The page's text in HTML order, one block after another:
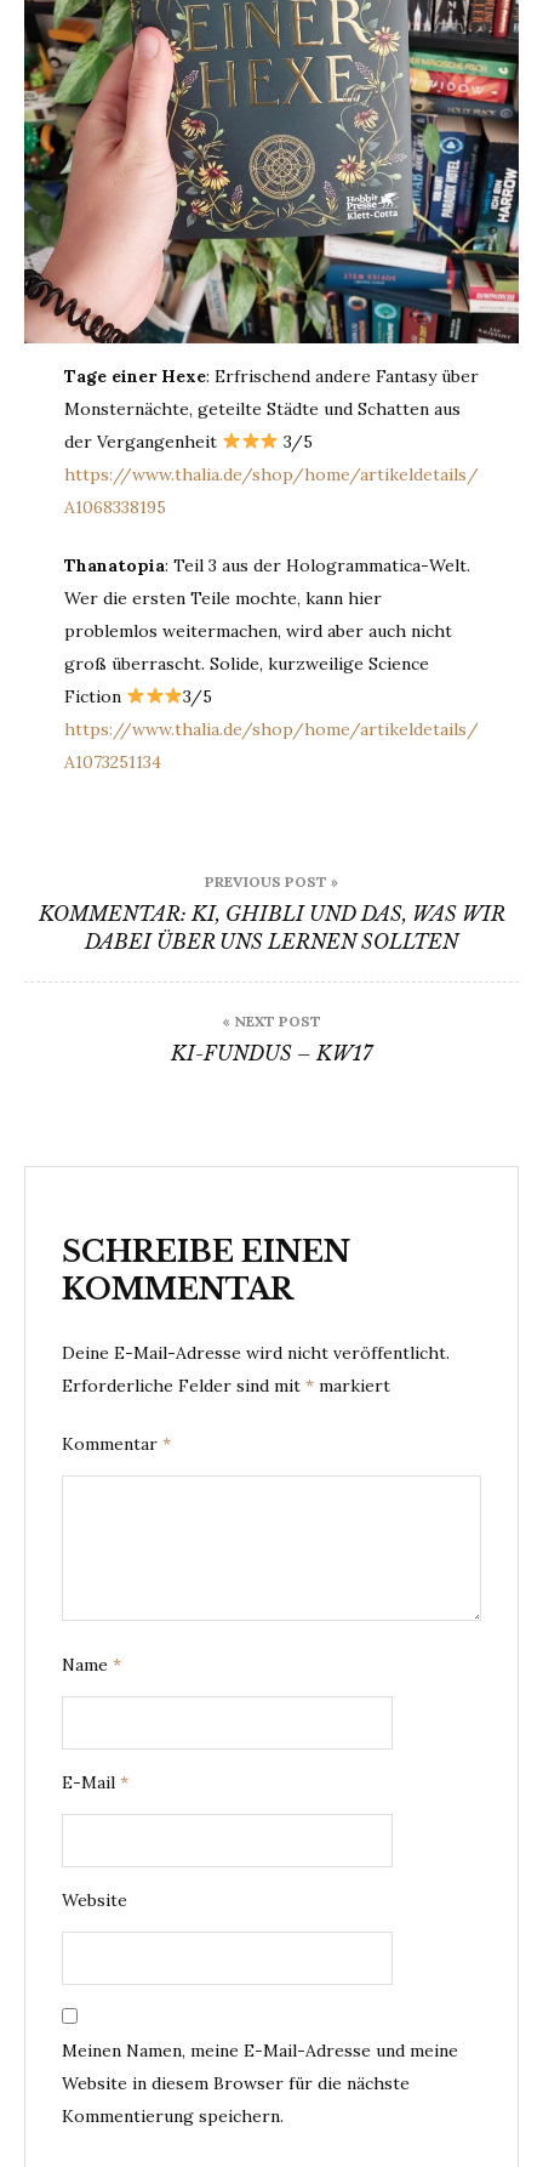
Tage einer Hexe: Erfrischend andere Fantasy über
Monsternächte, geteilte Städte und Schatten aus
der Vergangenheit
3/5
https://www.thalia.de/shop/home/artikeldetails/
A1068338195
Thanatopia: Teil 3 aus der Hologrammatica-Welt.
Wer die ersten Teile mochte, kann hier
problemlos weitermachen, wird aber auch nicht
groß überrascht. Solide, kurzweilige Science
Fiction
3/5
https://www.thalia.de/shop/home/artikeldetails/
A1073251134
Navigation
PREVIOUS POST »
KOMMENTAR: KI, GHIBLI UND DAS, WAS WIR
DABEI ÜBER UNS LERNEN SOLLTEN
« NEXT POST
KI-FUNDUS – KW17
SCHREIBE EINEN
KOMMENTAR
Deine E-Mail-Adresse wird nicht veröffentlicht.
Erforderliche Felder sind mit * markiert
Kommentar *
Name *
E-Mail *
Website
Meinen Namen, meine E-Mail-Adresse und meine
Website in diesem Browser für die nächste
Kommentierung speichern.